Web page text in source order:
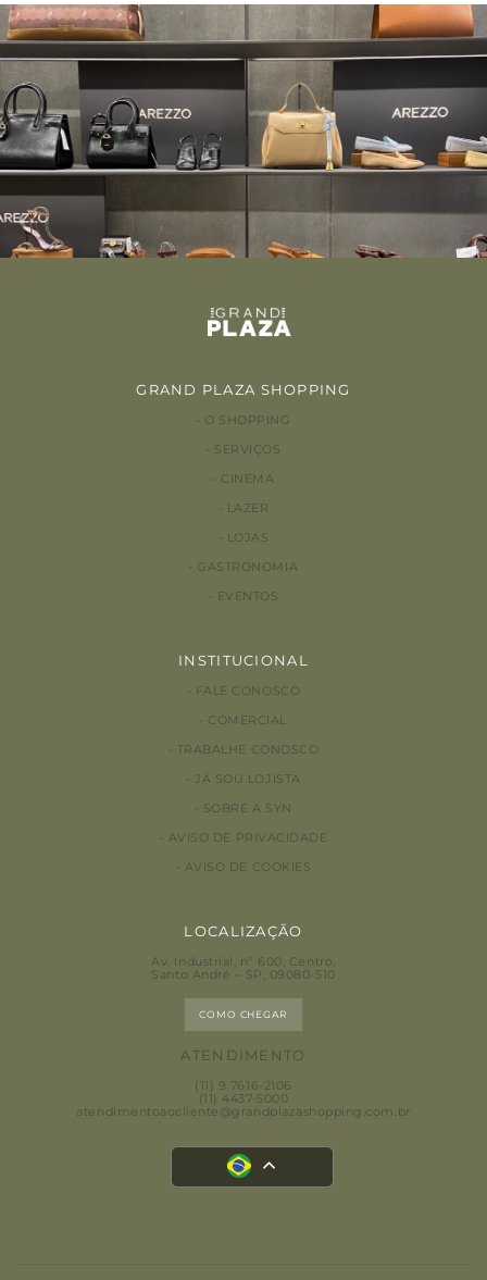
GRAND PLAZA SHOPPING
O SHOPPING
SERVIÇOS
CINEMA
LAZER
LOJAS
GASTRONOMIA
EVENTOS
INSTITUCIONAL
FALE CONOSCO
COMERCIAL
TRABALHE CONOSCO
JÁ SOU LOJISTA
SOBRE A SYN
AVISO DE PRIVACIDADE
AVISO DE COOKIES
LOCALIZAÇÃO
Av. Industrial, n° 600, Centro
Santo André – SP, 09080-510
COMO CHEGAR
ATENDIMENTO
(11) 9 7616-2106
(11) 4437-5000
atendimentoaocliente@grandplazashopping.com.br